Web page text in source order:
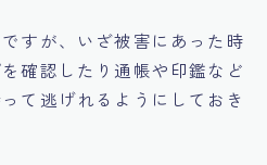
すが、いざ被害にあった時
確認したり通帳や印鑑など
て逃げれるようにしておき